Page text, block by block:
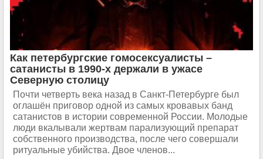
Как петербургские гомосексуалисты –
сатанисты в 1990-х держали в ужасе
Северную столицу
Почти четверть века назад в Санкт-Петербурге был
оглашён приговор одной из самых кровавых банд
сатанистов в истории современной России. Молодые
люди вкалывали жертвам парализующий препарат
собственного производства, после чего совершали
ритуальные убийства. Двое членов...